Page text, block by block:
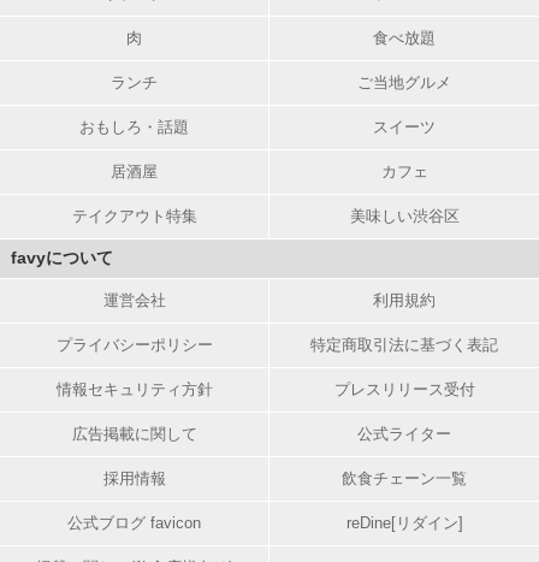
肉 食べ放題
ランチ ご当地グルメ
おもしろ・話題 スイーツ
居酒屋 カフェ
テイクアウト特集 美味しい渋谷区
favyについて
運営会社 利用規約
プライバシーポリシー 特定商取引法に基づく表記
情報セキュリティ方針 プレスリリース受付
広告掲載に関して 公式ライター
採用情報 飲食チェーン一覧
公式ブログ favicon reDine[リダイン]